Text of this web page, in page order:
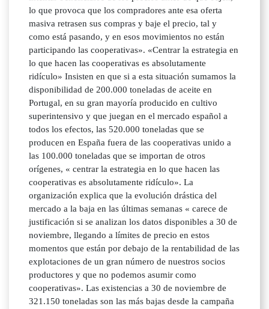
lo que provoca que los compradores ante esa oferta
masiva retrasen sus compras y baje el precio, tal y
como está pasando, y en esos movimientos no están
participando las cooperativas». «Centrar la estrategia en
lo que hacen las cooperativas es absolutamente
ridículo» Insisten en que si a esta situación sumamos la
disponibilidad de 200.000 toneladas de aceite en
Portugal, en su gran mayoría producido en cultivo
superintensivo y que juegan en el mercado español a
todos los efectos, las 520.000 toneladas que se
producen en España fuera de las cooperativas unido a
las 100.000 toneladas que se importan de otros
orígenes, « centrar la estrategia en lo que hacen las
cooperativas es absolutamente ridículo». La
organización explica que la evolución drástica del
mercado a la baja en las últimas semanas « carece de
justificación si se analizan los datos disponibles a 30 de
noviembre, llegando a límites de precio en estos
momentos que están por debajo de la rentabilidad de las
explotaciones de un gran número de nuestros socios
productores y que no podemos asumir como
cooperativas». Las existencias a 30 de noviembre de
321.150 toneladas son las más bajas desde la campaña